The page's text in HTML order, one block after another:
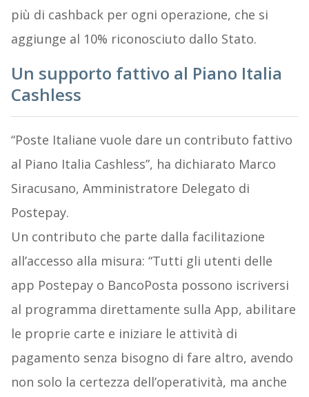
più di cashback per ogni operazione, che si
aggiunge al 10% riconosciuto dallo Stato.
Un supporto fattivo al Piano Italia
Cashless
“Poste Italiane vuole dare un contributo fattivo
al Piano Italia Cashless”, ha dichiarato Marco
Siracusano, Amministratore Delegato di
Postepay.
Un contributo che parte dalla facilitazione
all’accesso alla misura: “Tutti gli utenti delle
app Postepay o BancoPosta possono iscriversi
al programma direttamente sulla App, abilitare
le proprie carte e iniziare le attività di
pagamento senza bisogno di fare altro, avendo
non solo la certezza dell’operatività, ma anche